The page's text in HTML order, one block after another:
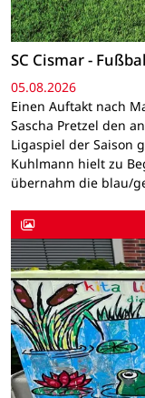
SC Cismar -
05.08.2026
Einen Auftakt nach
Sascha Pretzel den
Ligaspiel der Saison
Kuhlmann hielt zu
übernahm die blau/